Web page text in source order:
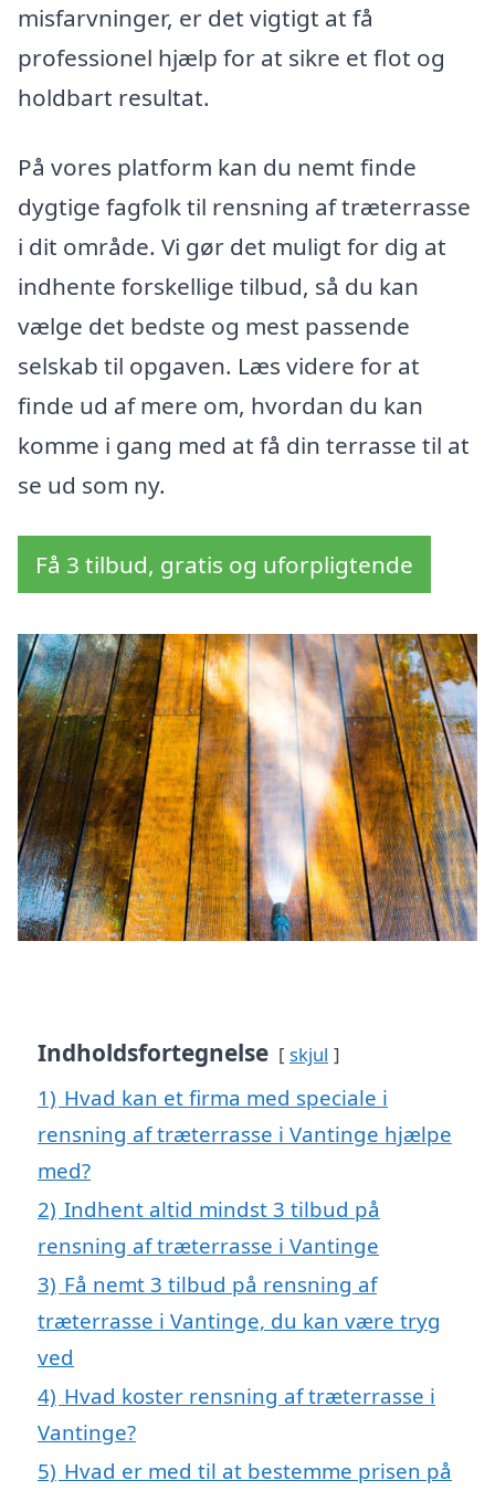
misfarvninger, er det vigtigt at få
professionel hjælp for at sikre et flot og
holdbart resultat.
På vores platform kan du nemt finde
dygtige fagfolk til rensning af træterrasse
i dit område. Vi gør det muligt for dig at
indhente forskellige tilbud, så du kan
vælge det bedste og mest passende
selskab til opgaven. Læs videre for at
finde ud af mere om, hvordan du kan
komme i gang med at få din terrasse til at
se ud som ny.
Få 3 tilbud, gratis og uforpligtende
Indholdsfortegnelse skjul
1) Hvad kan et firma med speciale i
rensning af træterrasse i Vantinge hjælpe
med?
2) Indhent altid mindst 3 tilbud på
rensning af træterrasse i Vantinge
3) Få nemt 3 tilbud på rensning af
træterrasse i Vantinge, du kan være tryg
ved
4) Hvad koster rensning af træterrasse i
Vantinge?
5) Hvad er med til at bestemme prisen på